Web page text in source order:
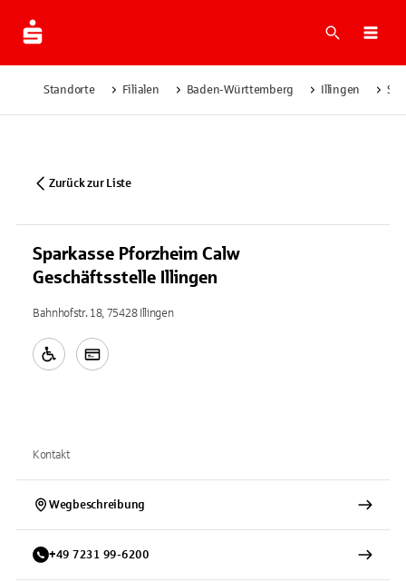
Suche
Standorte Filialen Baden-Württemberg Illingen
Zurück zur Liste
Sparkasse Pforzheim Calw
Geschäftsstelle Illingen
Bahnhofstr. 18, 75428 Illingen
Kontakt
Wegbeschreibung
+49 7231 99-6200